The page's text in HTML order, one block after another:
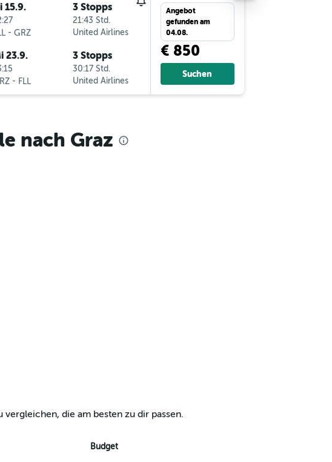
15.9.
- GRZ
3 Stopps
21:43 Std.
United Airlines
23.9.
- FLL
3 Stopps
30:17 Std.
United Airlines
Angebot
gefunden am
04.08.
€ 850
Suchen
nach Graz
die am besten zu dir passen.
Budget